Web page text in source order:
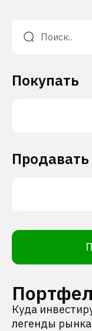
Покупать
Продавать
Куда
легенды рынка